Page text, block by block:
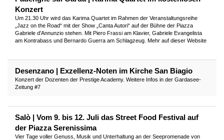
Konzert
Um 21.30 Uhr wird das Karima Quartet im Rahmen der Veranstaltungsreihe
„Jazz on the Road“ mit der Show „Canta Autori“ auf der Bühne der Piazza
Gabriele d’Annunzio stehen. Mit Piero Frassi am Klavier, Gabriele Evangelista
am Kontrabass und Bernardo Guerra am Schlagzeug. Mehr auf dieser Website
Desenzano | Exzellenz-Noten im Kirche San Biagio
Konzert der Dozenten der Prestige Academy. Weitere Infos in der Gardasee-
Zeitung #7
Salò | Vom 9. bis 12. Juli das Street Food Festival auf
der Piazza Serenissima
Vier Tage voller Genuss, Musik und Unterhaltung an der Seepromenade von